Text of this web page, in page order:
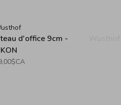
d'office 9cm -